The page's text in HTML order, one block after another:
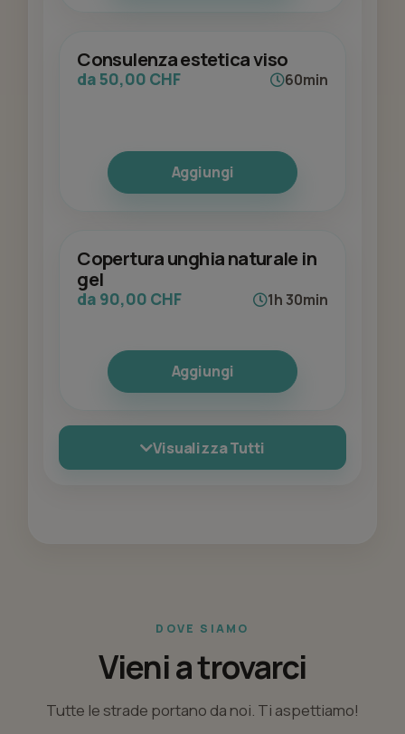
Consulenza estetica viso
da 50,00 CHF 60min
Aggiungi
Copertura unghia naturale in
gel
da 90,00 CHF 1h 30min
Aggiungi
Visualizza Tutti
DOVE SIAMO
Vieni a trovarci
Tutte le strade portano da noi. Ti aspettiamo!